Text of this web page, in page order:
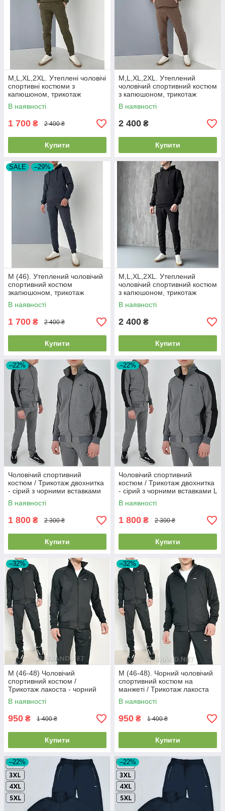
M,L,XL,2XL. Утеплені чоловічі
спортивні костюми з
капюшоном, трикотаж
тринитка - хакі
В наявності
1 700 ₴ 2 400 ₴
Купити
M,L,XL,2XL. Утеплений
чоловічий спортивний костюм
з капюшоном, трикотаж
трьохнитка - бежевий
В наявності
2 400 ₴
Купити
SALE –29%
M (46). Утеплений чоловічий
спортивний костюм
зкапюшоном, трикотаж
трьохнитка - сірий графітовий
В наявності
1 700 ₴ 2 400 ₴
Купити
M,L,XL,2XL. Утеплений
чоловічий спортивний костюм
з капюшоном, трикотаж
трьохнитка - чорний
В наявності
2 400 ₴
Купити
–22%
Чоловічий спортивний
костюм / Трикотаж двохнитка
- сірий з чорними вставками
M (48)
В наявності
1 800 ₴ 2 300 ₴
Купити
–22%
Чоловічий спортивний
костюм / Трикотаж двохнитка
- сірий з чорними вставками L
(50)
В наявності
1 800 ₴ 2 300 ₴
Купити
–32%
M (46-48) Чоловічий
спортивний костюм /
Трикотаж лакоста - чорний
46-48
В наявності
950 ₴ 1 400 ₴
Купити
–32%
M (46-48). Чорний чоловічий
спортивний костюм на
манжеті / Трикотаж лакоста
46-48
В наявності
950 ₴ 1 400 ₴
Купити
–22% –22%